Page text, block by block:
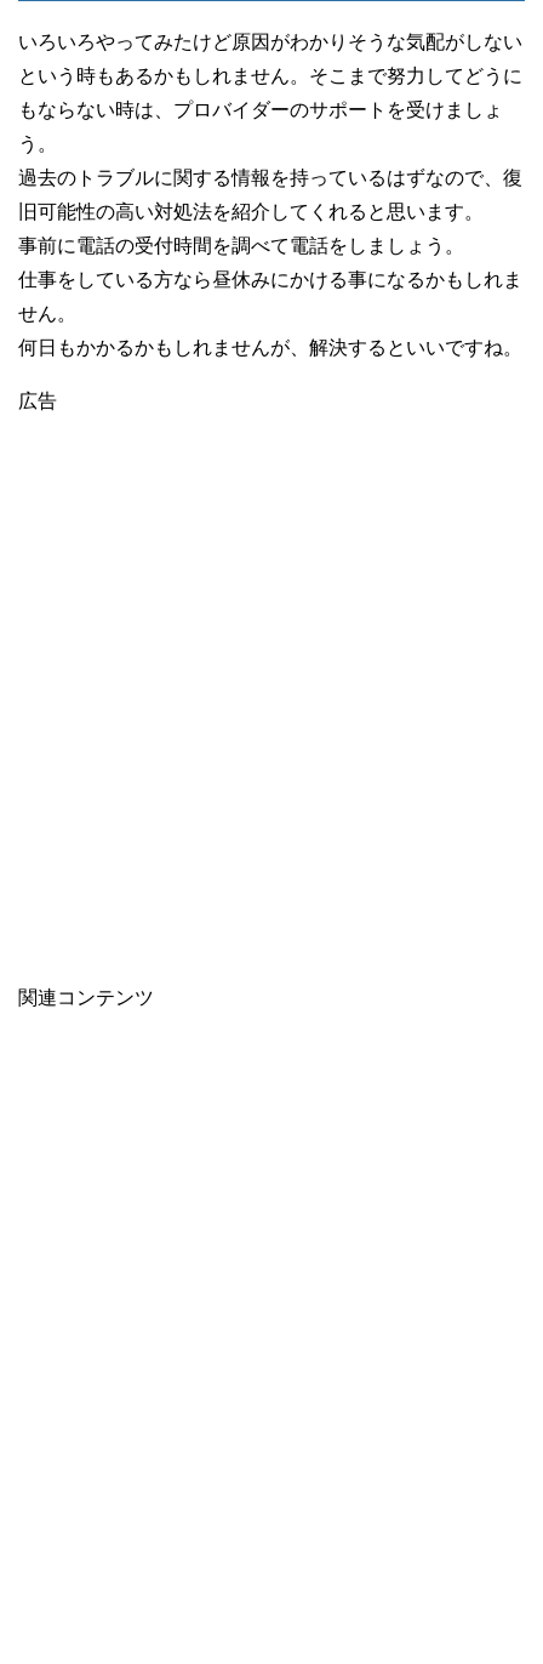
いろいろやってみたけど原因がわかりそうな気配がしない
という時もあるかもしれません。そこまで努力してどうに
もならない時は、プロバイダーのサポートを受けましょ
う。
過去のトラブルに関する情報を持っているはずなので、復
旧可能性の高い対処法を紹介してくれると思います。
事前に電話の受付時間を調べて電話をしましょう。
仕事をしている方なら昼休みにかける事になるかもしれま
せん。
何日もかかるかもしれませんが、解決するといいですね。
広告
関連コンテンツ